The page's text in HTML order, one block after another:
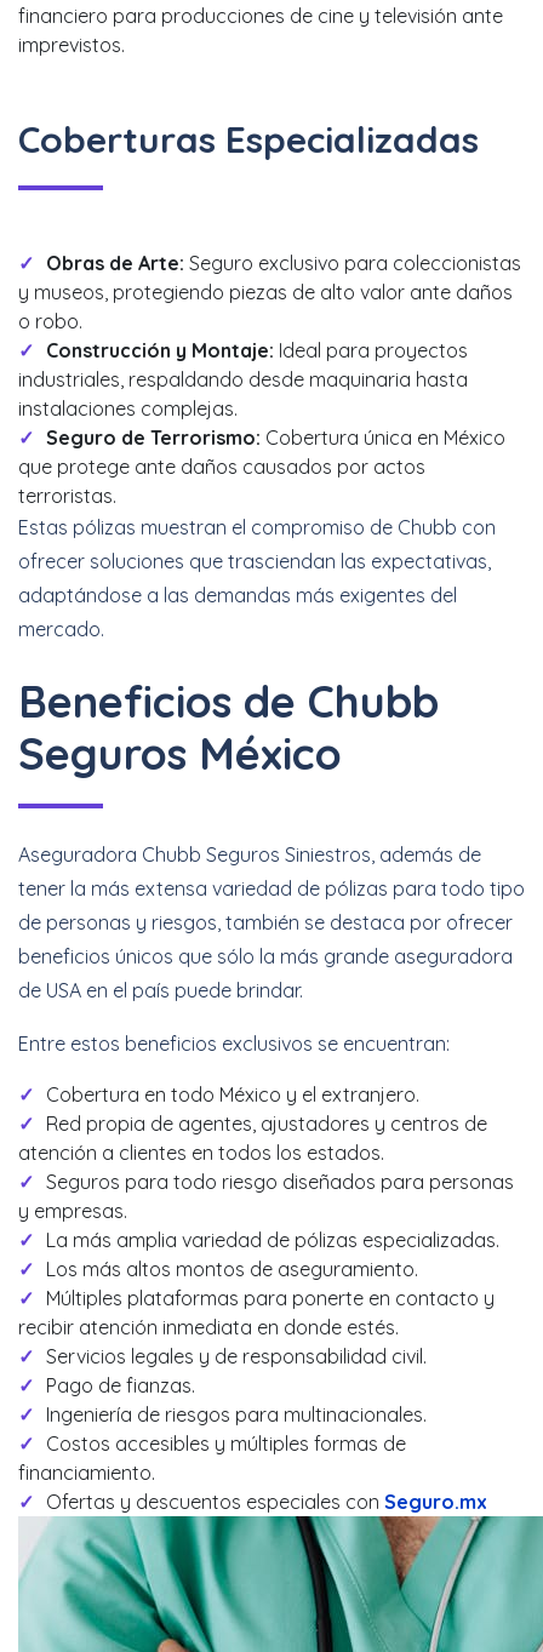
financiero para producciones de cine y televisión ante
imprevistos.
Coberturas Especializadas
Obras de Arte: Seguro exclusivo para coleccionistas
y museos, protegiendo piezas de alto valor ante daños
o robo.
Construcción y Montaje: Ideal para proyectos
industriales, respaldando desde maquinaria hasta
instalaciones complejas.
Seguro de Terrorismo: Cobertura única en México
que protege ante daños causados por actos
terroristas.
Estas pólizas muestran el compromiso de Chubb con
ofrecer soluciones que trasciendan las expectativas,
adaptándose a las demandas más exigentes del
mercado.
Beneficios de Chubb
Seguros México
Aseguradora Chubb Seguros Siniestros, además de
tener la más extensa variedad de pólizas para todo tipo
de personas y riesgos, también se destaca por ofrecer
beneficios únicos que sólo la más grande aseguradora
de USA en el país puede brindar.
Entre estos beneficios exclusivos se encuentran:
Cobertura en todo México y el extranjero.
Red propia de agentes, ajustadores y centros de
atención a clientes en todos los estados.
Seguros para todo riesgo diseñados para personas
y empresas.
La más amplia variedad de pólizas especializadas.
Los más altos montos de aseguramiento.
Múltiples plataformas para ponerte en contacto y
recibir atención inmediata en donde estés.
Servicios legales y de responsabilidad civil.
Pago de fianzas.
Ingeniería de riesgos para multinacionales.
Costos accesibles y múltiples formas de
financiamiento.
Ofertas y descuentos especiales con Seguro.mx